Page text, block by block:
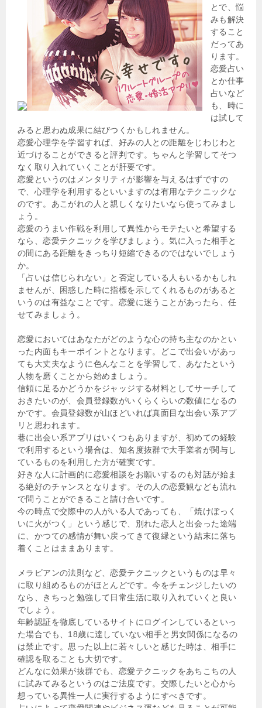
とで、悩
みも解決
すること
だってあ
ります。
恋愛占い
とか仕事
占いなど
も、時に
は試して
みると思わぬ成果に結びつくかもしれません。
恋愛心理学を学習すれば、好みの人との距離をじわじわと
近づけることができると評判です。ちゃんと学習してそつ
なく取り入れていくことが肝要です。
恋愛というのはメンタリティが影響を与えるはずですの
で、心理学を利用するといいますのは有用なテクニックな
のです。あこがれの人と親しくなりたいなら使ってみまし
ょう。
恋愛のうまい作戦を利用して異性からモテたいと希望する
なら、恋愛テクニックを学びましょう。気に入った相手と
の間にある距離をきっちり短縮できるのではないでしょう
か。
「占いは信じられない」と否定している人もいるかもしれ
ませんが、困惑した時に指標を示してくれるものがあると
いうのは有益なことです。恋愛に迷うことがあったら、任
せてみましょう。
恋愛においてはあなたがどのような心の持ち主なのかとい
った内面もキーポイントとなります。どこで出会いがあっ
ても大丈夫なように色んなことを学習して、あなたという
人物を磨くことから始めましょう。
信頼に足るかどうかをジャッジする材料としてサーチして
おきたいのが、会員登録数がいくらくらいの数値になるの
かです。会員登録数が山ほどいれば真面目な出会い系アプ
リと思われます。
巷に出会い系アプリはいくつもありますが、初めての経験
で利用するという場合は、知名度抜群で大手業者が関与し
ているものを利用した方が確実です。
好きな人に計画的に恋愛相談をお願いするのも対話が始ま
る絶好のチャンスとなります。その人の恋愛観なども流れ
で問うことができること請け合いです。
今の時点で交際中の人がいる人であっても、「焼けぼっく
いに火がつく」という感じで、別れた恋人と出会った途端
に、かつての感情が舞い戻ってきて復縁という結末に落ち
着くことはままあります。
メラビアンの法則など、恋愛テクニックというものは早々
に取り組めるものがほとんどです。今をチェンジしたいの
なら、きちっと勉強して日常生活に取り入れていくと良い
でしょう。
年齢認証を徹底しているサイトにログインしているといっ
た場合でも、18歳に達していない相手と男女関係になるの
は禁止です。思った以上に若々しいと感じた時は、相手に
確認を取ることも大切です。
どんなに効果が抜群でも、恋愛テクニックをあちこちの人
に試みてみるというのはご法度です。交際したいと心から
想っている異性一人に実行するようにすべきです。